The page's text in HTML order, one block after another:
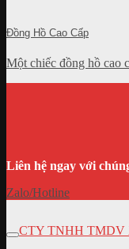
Đồng Hồ Cao Cấp
Một chiếc đồng hồ cao
Liên hệ ngay với
Zalo/Hotline
CTY TNHH